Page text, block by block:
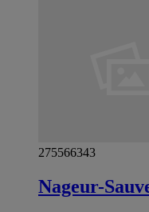
275566343
Nageur-